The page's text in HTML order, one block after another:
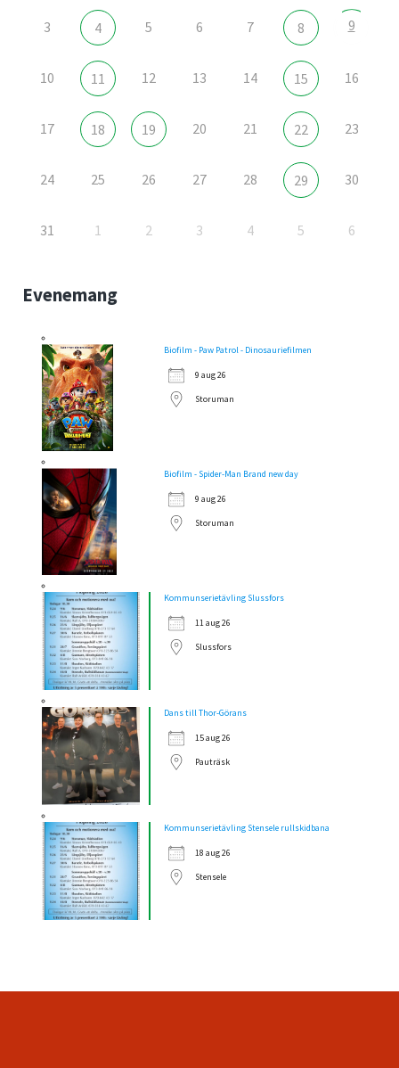
3 4 5 6 7 8 9
10 11 12 13 14 15 16
17 18 19 20 21 22 23
24 25 26 27 28 29 30
31 1 2 3 4 5 6
Evenemang
Biofilm - Paw Patrol - Dinosauriefilmen
9 aug 26
Storuman
Biofilm - Spider-Man Brand new day
9 aug 26
Storuman
Kommunserietävling Slussfors
11 aug 26
Slussfors
Dans till Thor-Görans
15 aug 26
Pauträsk
Kommunserietävling Stensele rullskidbana
18 aug 26
Stensele